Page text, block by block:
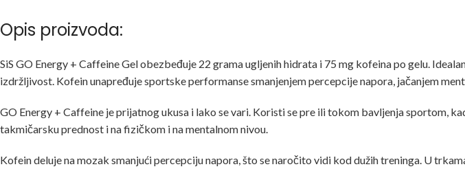
Opis proizvoda:
SiS GO Energy + Caffeine Gel obezbeđuje 22 grama ugljenih hidrata i 75 mg kofeina po gelu.
izdržljivost. Kofein unapređuje sportske performanse smanjenjem percepcije napora, jačanjem
GO Energy + Caffeine je prijatnog ukusa i lako se vari. Koristi se pre ili tokom bavljenja sportom,
takmičarsku prednost i na fizičkom i na mentalnom nivou.
Kofein deluje na mozak smanjući percepciju napora, što se naročito vidi kod dužih treninga. U